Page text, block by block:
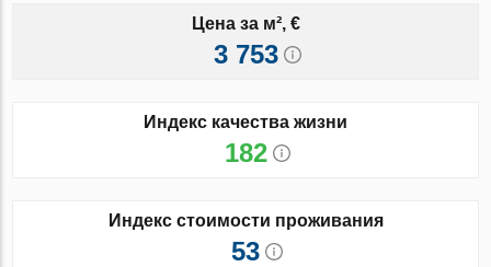
Цена за м², €
3 753
Индекс качества жизни
182
Индекс стоимости проживания
53